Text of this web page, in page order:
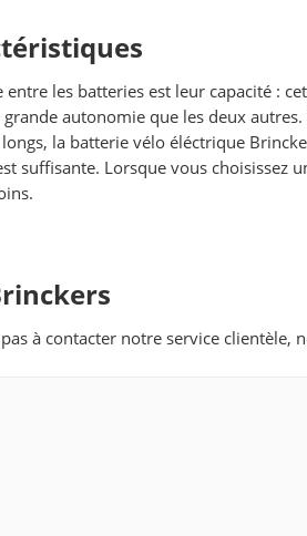
les batteries est leur capacité :
autonomie que les deux
la batterie vélo éléctrique
suffisante. Lorsque vous choisissez
à contacter notre service clientèle,